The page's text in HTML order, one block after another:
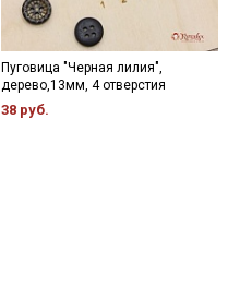
Пуговица "Черная лилия",
дерево,13мм, 4 отверстия
38 руб.